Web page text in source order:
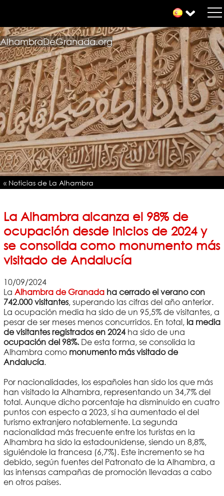
AlhambraDeGranada.org
« Noticias de La Alhambra
La Alhambra alcanza el 98% de
ocupación desde inicios de 2024 y
se consolida como monumento más
visitado de Andalucía
10/09/2024
La Alhambra de Granadaha cerrado el verano con
742.000 visitantes, superando las cifras del año anterior.
La ocupación media ha sido de un 95,5% de visitantes, a
pesar de ser meses menos concurridos. En total, la media
de visitantes registrados en 2024ha sido de una
ocupación del 98%. De esta forma, se consolida la
Alhambra como monumento más visitado de
Andalucía.
Por nacionalidades, los españoles han sido los que más
han visitado la Alhambra, representando un 34,7% del
total. Aunque dicho porcentaje ha disminuido en cuatro
puntos con especto a 2023, sí ha aumentado el del
turismo extranjero notablemente. La segunda
nacionalidad más frecuente entre los turistas en la
Alhambra ha sido la estadounidense, siendo un 8,8%,
siguiéndole la francesa (6,7%). Este incremento se ha
debido, según fuentes del Patronato de la Alhambra, a
las intensas campañas de promoción llevadas a cabo
en otros países.